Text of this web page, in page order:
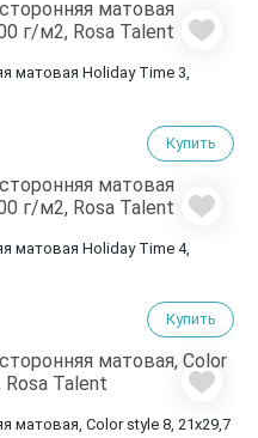
матовая Holiday Time 3,
Купить
матовая Holiday Time 4,
Купить
матовая, Color style 8, 21х29,7